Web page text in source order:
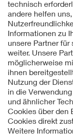
Folgen Sie uns
Kontakte
Service
Impressum